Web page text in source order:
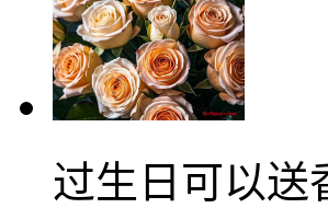
过生日可以送